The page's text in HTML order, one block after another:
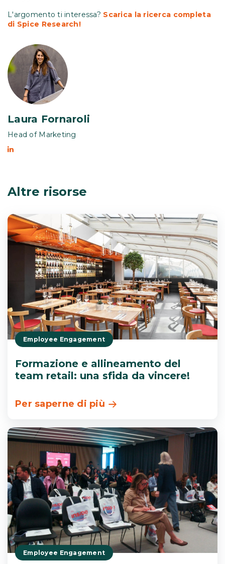
L'argomento ti interessa? Scarica la ricerca completa
di Spice Research!
Laura Fornaroli
Head of Marketing
Altre risorse
Employee Engagement
Formazione e allineamento del
team retail: una sfida da vincere!
Per saperne di più
Employee Engagement